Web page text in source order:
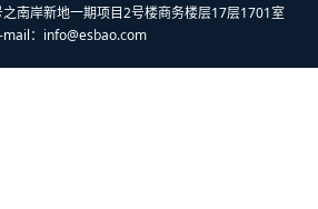
南岸新地一期项目2号楼商务楼层17层1701室
mail： info@esbao.com